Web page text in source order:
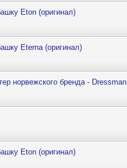
Eton (оригинал)
Eterna (оригинал)
норвежского бренда -
Eton (оригинал)